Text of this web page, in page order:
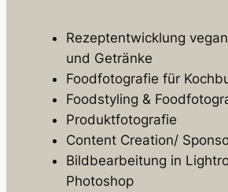
Rezeptentwicklung
und Getränke
Foodfotografie für
Foodstyling &
Produktfotografie
Content Creation/
Bildbearbeitung in
Photoshop